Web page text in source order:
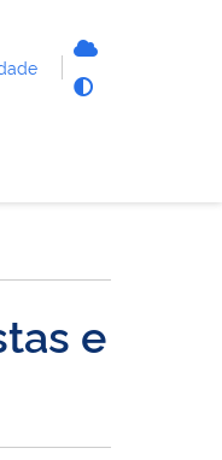
e